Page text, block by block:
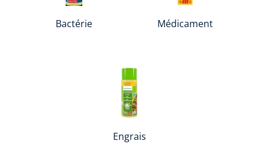
Bactérie Médicament
Engrais